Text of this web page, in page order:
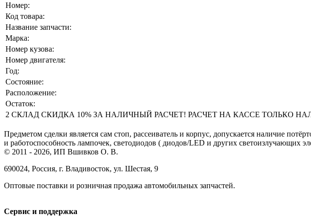
Номер:
Код товара:
Название запчасти:
Марка:
Номер кузова:
Номер двигателя:
Год:
Состояние:
Расположение:
Остаток:
2 СКЛАД СКИДКА 10% ЗА НАЛИЧНЫЙ РАСЧЕТ! РАСЧЕТ НА КАССЕ ТОЛЬКО
Предметом сделки является сам стоп, рассеиватель и корпус, допускается наличие
и работоспособность лампочек, светодиодов ( диодов/LED и других светоизлучающих
© 2011 - 2026, ИП Вшивков О. В.
690024, Россия, г. Владивосток, ул. Шестая, 9
Оптовые поставки и розничная продажа автомобильных запчастей.
Сервис и поддержка